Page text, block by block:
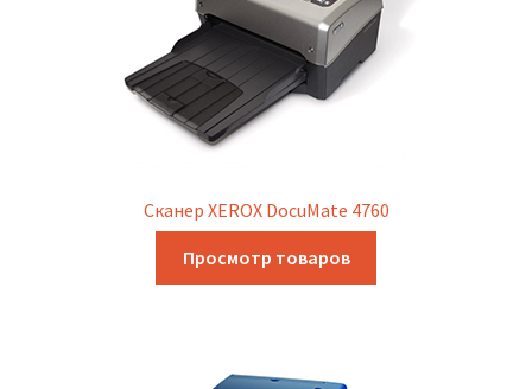
Сканер XEROX DocuMate 4760
Просмотр товаров